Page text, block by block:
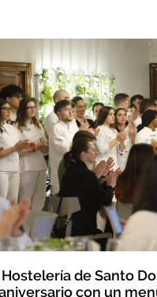
de Santo
con un